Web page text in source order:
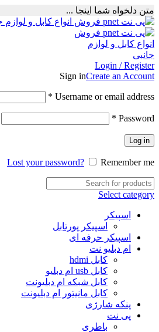
متن دلخواه شما اینجا ...
Login / Register
Sign inCreate an Account
Username or email address
*
Password
*
Log in
Lost your password? Remember me
Select category
اسپیکر
اسپیکر پورتابل
اسپیکر حرفه ای
ام دبلیو نت
کابل hdmi
کابل usb ام دبلیو
کابل شبکه ام دبلیونت
کابل مانیتور ام دبلیونت
پنکه شارژی
پی نت
باطری